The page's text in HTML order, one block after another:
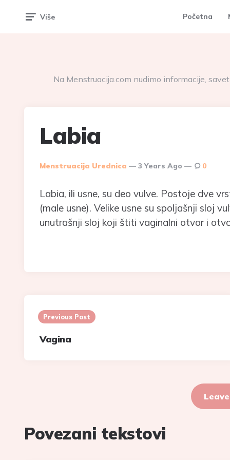
Više Početna
Na Menstruacija.com nudimo informacije,
Labia
Posted
Menstruacija Urednica 3 Years Ago 0
Labia, ili usne, su deo vulve. Postoje dve
(male usne). Velike usne su spoljašnji sloj
unutrašnji sloj koji štiti vaginalni otvor i
navigation
Previous Post
Vagina
Povezani tekstovi